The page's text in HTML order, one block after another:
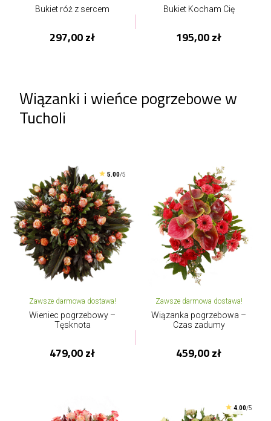
Bukiet róż z sercem
297,00 zł
Bukiet Kocham Cię
195,00 zł
Wiązanki i wieńce pogrzebowe w
Tucholi
5.00/5
Zawsze darmowa dostawa!
Wieniec pogrzebowy –
Tęsknota
479,00 zł
Zawsze darmowa dostawa!
Wiązanka pogrzebowa –
Czas zadumy
459,00 zł
4.00/5